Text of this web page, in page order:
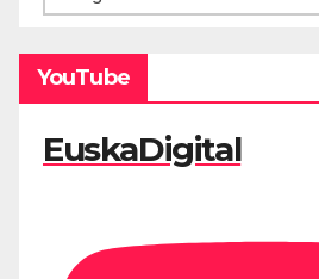
YouTube
EuskaDigital